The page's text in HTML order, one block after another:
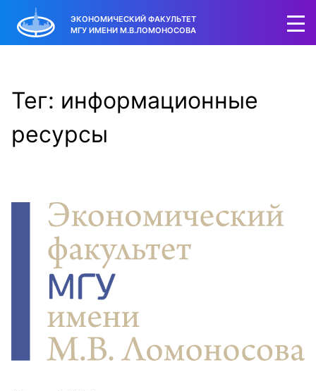
ЭКОНОМИЧЕСКИЙ ФАКУЛЬТЕТ
МГУ ИМЕНИ М.В.ЛОМОНОСОВА
Тег: информационные
ресурсы